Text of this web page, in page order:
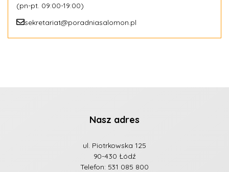
(pn-pt. 09:00-19:00)
sekretariat@poradniasalomon.pl
Nasz adres
ul. Piotrkowska 125
90-430 Łódź
Telefon: 531 085 800